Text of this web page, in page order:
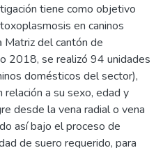
tiene como objetivo
en caninos
Matriz del cantón de
2018, se realizó 94 unidades
domésticos del sector),
a su sexo, edad y
desde la vena radial o vena
así bajo el proceso de
de suero requerido, para